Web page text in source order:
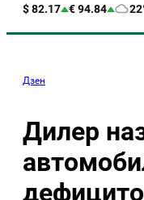
$ 82.17 € 94.84
Дзен
Дилер